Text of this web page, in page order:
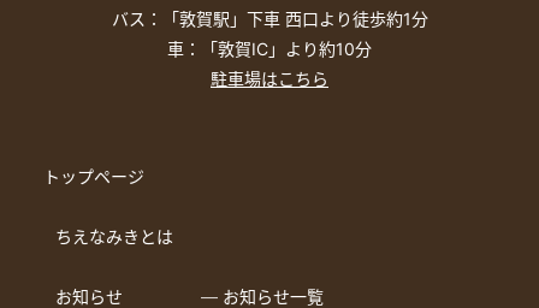
バス：「敦賀駅」下車 西口より徒歩約1分
車：「敦賀IC」より約10分
駐車場はこちら
トップページ
ちえなみきとは
お知らせ ― お知らせ一覧